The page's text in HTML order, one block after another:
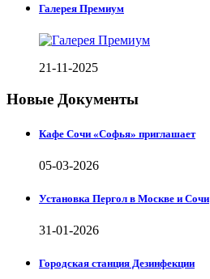
Галерея Премиум
21-11-2025
Новые Документы
Кафе Сочи «Софья» приглашает
05-03-2026
Установка Пергол в Москве и Сочи
31-01-2026
Городская станция Дезинфекции